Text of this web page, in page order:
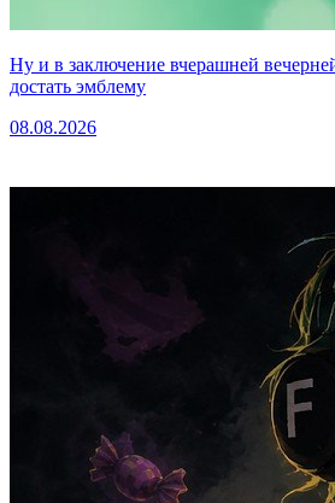
Ну и в заключение вчерашней
достать эмблему
08.08.2026